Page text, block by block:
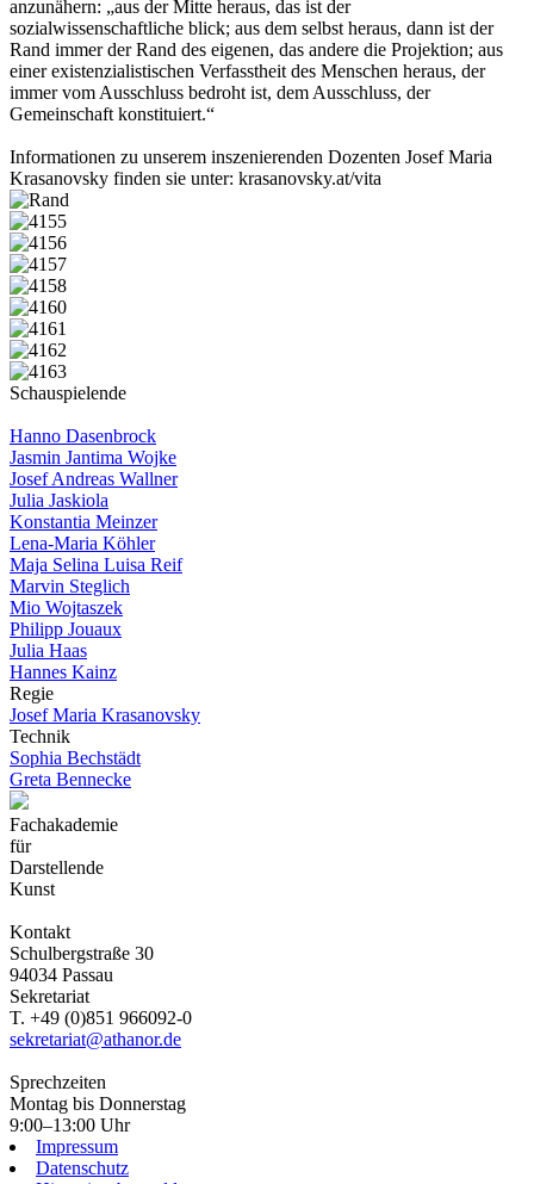
anzunähern: „aus der Mitte heraus, das ist der
sozialwissenschaftliche blick; aus dem selbst heraus, dann ist der
Rand immer der Rand des eigenen, das andere die Projektion; aus
einer existenzialistischen Verfasstheit des Menschen heraus, der
immer vom Ausschluss bedroht ist, dem Ausschluss, der
Gemeinschaft konstituiert.“
Informationen zu unserem inszenierenden Dozenten Josef Maria
Krasanovsky finden sie unter: krasanovsky.at/vita
Schauspielende
Hanno Dasenbrock
Jasmin Jantima Wojke
Josef Andreas Wallner
Julia Jaskiola
Konstantia Meinzer
Lena-Maria Köhler
Maja Selina Luisa Reif
Marvin Steglich
Mio Wojtaszek
Philipp Jouaux
Julia Haas
Hannes Kainz
Regie
Josef Maria Krasanovsky
Technik
Sophia Bechstädt
Greta Bennecke
Fachakademie
für
Darstellende
Kunst
Kontakt
Schulbergstraße 30
94034 Passau
Sekretariat
T. +49 (0)851 966092-0
sekretariat@athanor.de
Sprechzeiten
Montag bis Donnerstag
9:00–13:00 Uhr
Impressum
Datenschutz